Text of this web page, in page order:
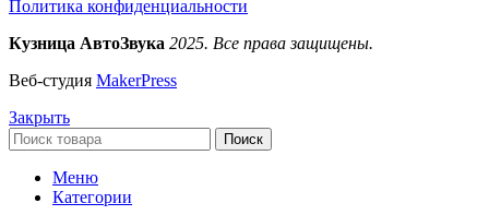
Политика конфиденциальности
Кузница АвтоЗвука 2025. Все права защищены.
Веб-студия MakerPress
Закрыть
Поиск
Меню
Категории